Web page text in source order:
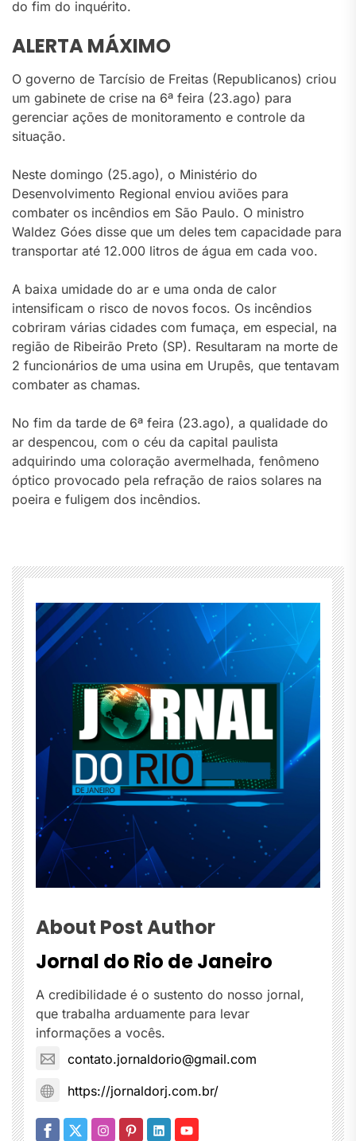
do fim do inquérito.
ALERTA MÁXIMO
O governo de Tarcísio de Freitas (Republicanos) criou
um gabinete de crise na 6ª feira (23.ago) para
gerenciar ações de monitoramento e controle da
situação.
Neste domingo (25.ago), o Ministério do
Desenvolvimento Regional enviou aviões para
combater os incêndios em São Paulo. O ministro
Waldez Góes disse que um deles tem capacidade para
transportar até 12.000 litros de água em cada voo.
A baixa umidade do ar e uma onda de calor
intensificam o risco de novos focos. Os incêndios
cobriram várias cidades com fumaça, em especial, na
região de Ribeirão Preto (SP). Resultaram na morte de
2 funcionários de uma usina em Urupês, que tentavam
combater as chamas.
No fim da tarde de 6ª feira (23.ago), a qualidade do
ar despencou, com o céu da capital paulista
adquirindo uma coloração avermelhada, fenômeno
óptico provocado pela refração de raios solares na
poeira e fuligem dos incêndios.
About Post Author
Jornal do Rio de Janeiro
A credibilidade é o sustento do nosso jornal,
que trabalha arduamente para levar
informações a vocês.
contato.jornaldorio@gmail.com
https://jornaldorj.com.br/